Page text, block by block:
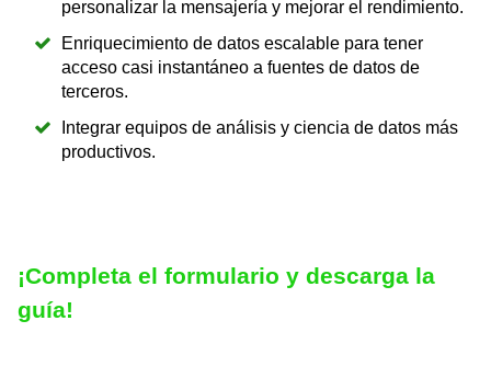
personalizar la mensajería y mejorar el rendimiento.
Enriquecimiento de datos escalable para tener
acceso casi instantáneo a fuentes de datos de
terceros.
Integrar equipos de análisis y ciencia de datos más
productivos.
¡Completa el formulario y descarga la
guía!